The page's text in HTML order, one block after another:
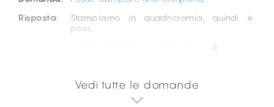
Risposta:
Stampiamo in quadricromia, quindi è
poss...
Vedi tutte le domande